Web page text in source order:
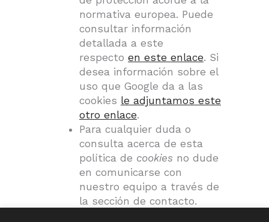
normativa europea. Puede
consultar información
detallada a este
respecto en este enlace. Si
desea información sobre el
uso que Google da a las
cookies le adjuntamos este
otro enlace.
Para cualquier duda o
consulta acerca de esta
política de cookies no dude
en comunicarse con
nuestro equipo a través de
la sección de contacto.